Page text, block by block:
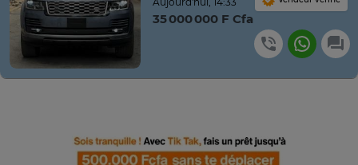
35 000 000 F Cfa